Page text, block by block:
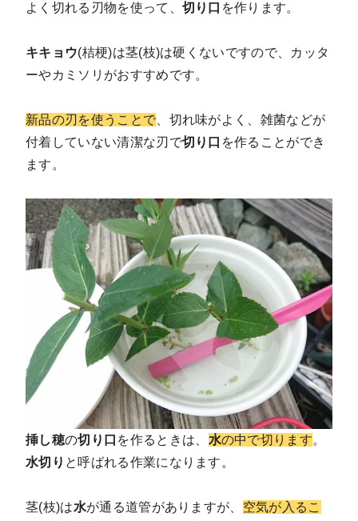
よく切れる刃物を使って、 切り口 を作ります。
キキョウ(桔梗)は茎(枝)は硬くないですので、カッタ
ーやカミソリがおすすめです。
新品の刃を使うことで 、切れ味がよく、雑菌などが
付着していない清潔な刃で切り口 を作ることができ
ます。
挿し穂の切り口 を作るときは、 水の中で切ります。
水切り と呼ばれる作業になります。
茎(枝)は水が通る道管がありますが、 空気が入るこ